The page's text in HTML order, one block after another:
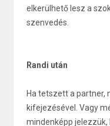
elkerülhető lesz a
szenvedés.
Randi után
Ha tetszett a partner,
kifejezésével. Vagy
mindenképp